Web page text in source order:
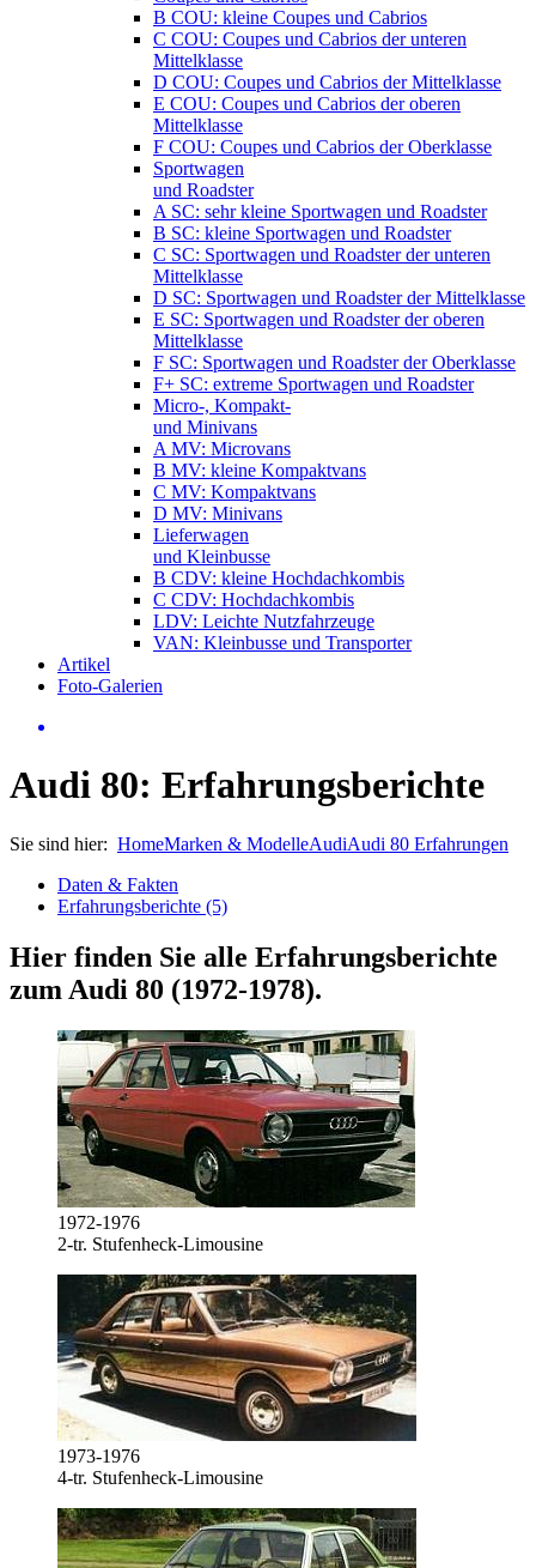
B COU: kleine Coupes und Cabrios
C COU: Coupes und Cabrios der unteren
Mittelklasse
D COU: Coupes und Cabrios der Mittelklasse
E COU: Coupes und Cabrios der oberen
Mittelklasse
F COU: Coupes und Cabrios der Oberklasse
Sportwagen
und Roadster
A SC: sehr kleine Sportwagen und Roadster
B SC: kleine Sportwagen und Roadster
C SC: Sportwagen und Roadster der unteren
Mittelklasse
D SC: Sportwagen und Roadster der Mittelklasse
E SC: Sportwagen und Roadster der oberen
Mittelklasse
F SC: Sportwagen und Roadster der Oberklasse
F+ SC: extreme Sportwagen und Roadster
Micro-, Kompakt-
und Minivans
A MV: Microvans
B MV: kleine Kompaktvans
C MV: Kompaktvans
D MV: Minivans
Lieferwagen
und Kleinbusse
B CDV: kleine Hochdachkombis
C CDV: Hochdachkombis
LDV: Leichte Nutzfahrzeuge
VAN: Kleinbusse und Transporter
Artikel
Foto-Galerien
Audi 80: Erfahrungsberichte
Sie sind hier: HomeMarken & ModelleAudiAudi 80 Erfahrungen
Daten & Fakten
Erfahrungsberichte (5)
Hier finden Sie alle Erfahrungsberichte
zum Audi 80 (1972-1978).
1972-1976
2-tr. Stufenheck-Limousine
1973-1976
4-tr. Stufenheck-Limousine